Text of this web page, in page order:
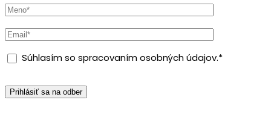
Súhlasím so spracovaním osobných údajov.*